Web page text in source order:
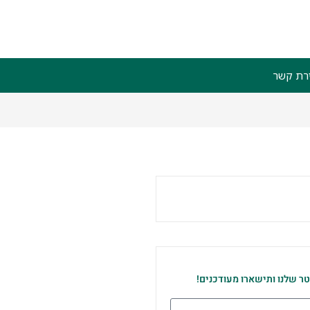
קשר
שלנו ותישארו מעודכנים!